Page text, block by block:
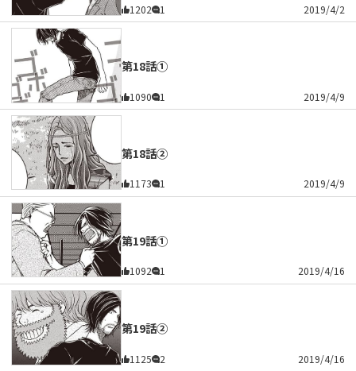
1202 1 2019/4/2
第18話①
1090 1 2019/4/9
第18話②
1173 1 2019/4/9
第19話①
1092 1 2019/4/16
第19話②
1125 2 2019/4/16